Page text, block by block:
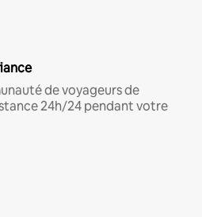
de voyageurs de
24h/24 pendant votre